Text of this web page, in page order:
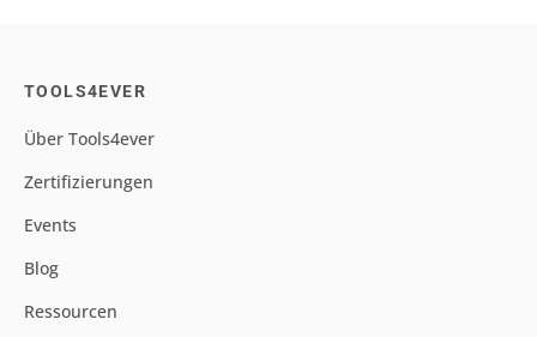
TOOLS4EVER
Über Tools4ever
Zertifizierungen
Events
Blog
Ressourcen